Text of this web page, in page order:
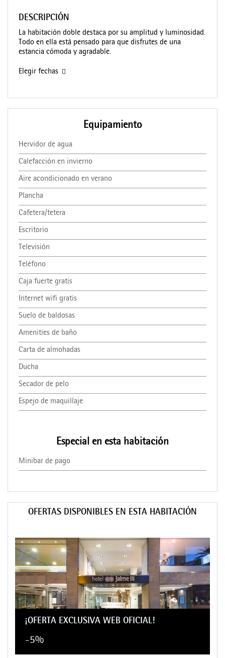
DESCRIPCIÓN
La habitación doble destaca por su amplitud y luminosidad.
Todo en ella está pensado para que disfrutes de una
estancia cómoda y agradable.
Elegir fechas
Equipamiento
Hervidor de agua
Calefacción en invierno
Aire acondicionado en verano
Plancha
Cafetera/tetera
Escritorio
Televisión
Teléfono
Caja fuerte gratis
Internet wifi gratis
Suelo de baldosas
Amenities de baño
Carta de almohadas
Ducha
Secador de pelo
Espejo de maquillaje
Especial en esta habitación
Minibar de pago
OFERTAS DISPONIBLES EN ESTA HABITACIÓN
¡OFERTA EXCLUSIVA WEB OFICIAL!
-5%